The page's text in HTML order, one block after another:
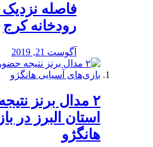
️فاصله
رودخانه کرج
آگوست 21, 2019
استان البرز در
هانگژو